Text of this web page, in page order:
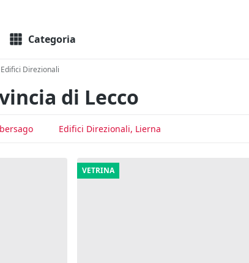
Categoria
Edifici Direzionali
di Lecco
Edifici Direzionali, Lierna
VETRINA